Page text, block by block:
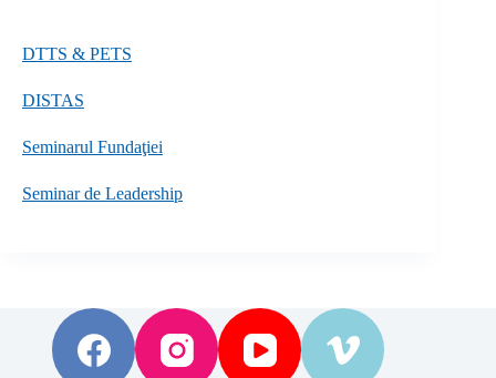
DTTS & PETS
DISTAS
Seminarul Fundaţiei
Seminar de Leadership